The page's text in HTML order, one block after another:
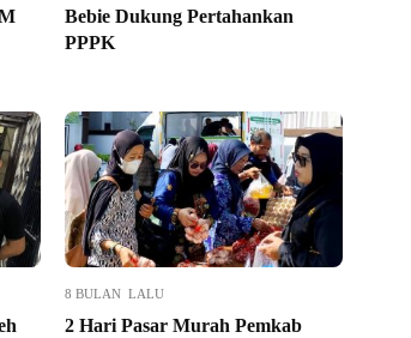
Bebie Dukung Pertahankan
PPPK
8 BULAN LALU
2 Hari Pasar Murah Pemkab